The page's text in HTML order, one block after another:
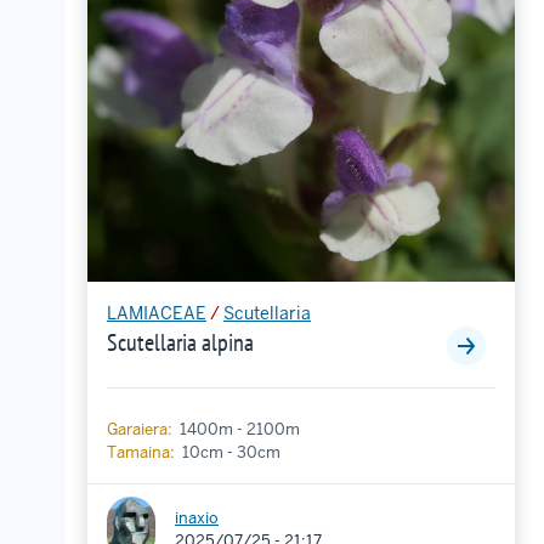
LAMIACEAE / Scutellaria
Scutellaria alpina
Garaiera: 1400m - 2100m
Tamaina: 10cm - 30cm
inaxio